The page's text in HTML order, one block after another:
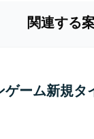
関連する
ゲーム新規